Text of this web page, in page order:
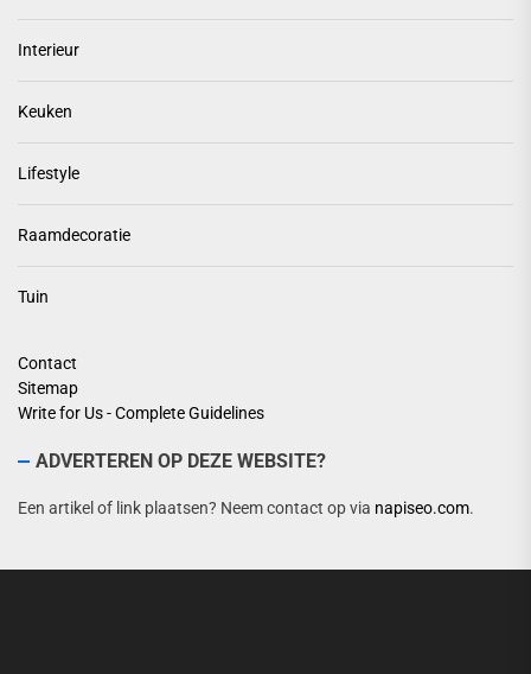
Interieur
Keuken
Lifestyle
Raamdecoratie
Tuin
Contact
Sitemap
Write for Us - Complete Guidelines
ADVERTEREN OP DEZE WEBSITE?
Een artikel of link plaatsen? Neem contact op via napiseo.com.